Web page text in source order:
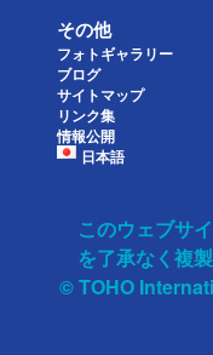
その他
フォトギャラリー
ブログ
サイトマップ
リンク集
情報公開
日本語
このウェブサ
を了承なく複
© TOHO